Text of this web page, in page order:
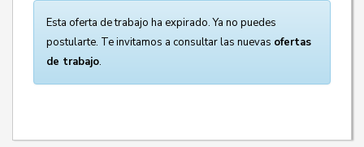
Esta oferta de trabajo ha expirado. Ya no puedes
postularte. Te invitamos a consultar las nuevas ofertas
de trabajo.